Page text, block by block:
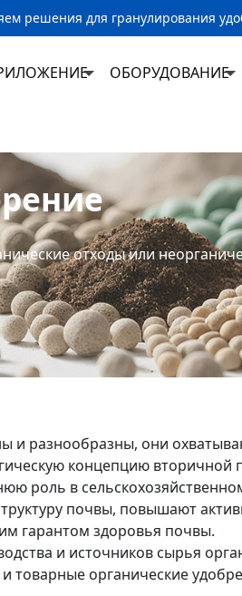
решения для гранулирования
ОБОРУДОВАНИЕ
отходы или
разнообразны, они
концепцию вторичной
роль в
почвы, повышают
гарантом здоровья почвы.
и источников сырья
товарные органические